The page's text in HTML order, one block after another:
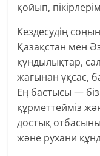
қойып,
Кездесудің
Қазақстан мен
құндылықтар,
жағынан ұқсас,
Ең бастысы — біз
құрметтейміз
достық
және рухани